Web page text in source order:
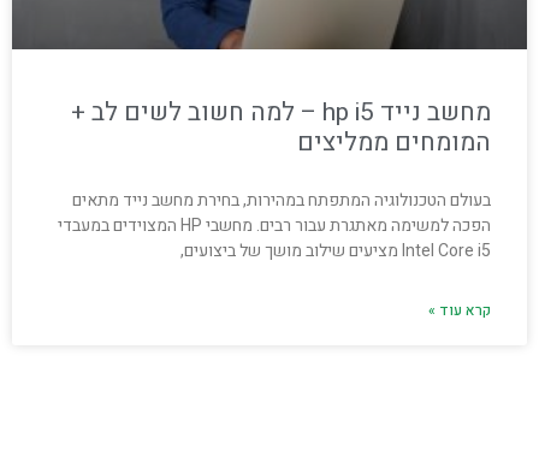
מחשב נייד hp i5 – למה חשוב לשים לב +
המומחים ממליצים
בעולם הטכנולוגיה המתפתח במהירות, בחירת מחשב נייד מתאים
הפכה למשימה מאתגרת עבור רבים. מחשבי HP המצוידים במעבדי
Intel Core i5 מציעים שילוב מושך של ביצועים,
קרא עוד »